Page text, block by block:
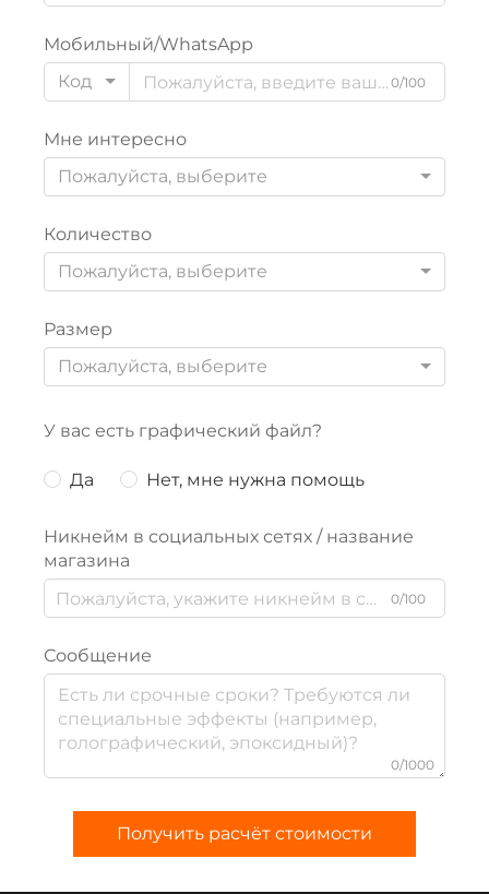
Мобильный/WhatsApp
Код
0/100
Мне интересно
Пожалуйста, выберите
Количество
Пожалуйста, выберите
Размер
Пожалуйста, выберите
У вас есть графический файл?
Да Нет, мне нужна помощь
Никнейм в социальных сетях / название
магазина
0/100
Сообщение
0/1000
Получить расчёт стоимости